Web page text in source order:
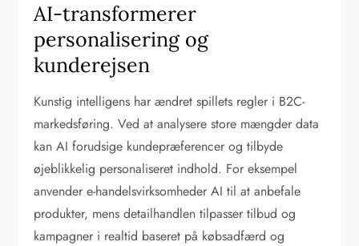
AI-transformerer
personalisering og
kunderejsen
Kunstig intelligens har ændret spillets regler i B2C-
markedsføring. Ved at analysere store mængder data
kan AI forudsige kundepræferencer og tilbyde
øjeblikkelig personaliseret indhold. For eksempel
anvender e-handelsvirksomheder AI til at anbefale
produkter, mens detailhandlen tilpasser tilbud og
kampagner i realtid baseret på købsadfærd og